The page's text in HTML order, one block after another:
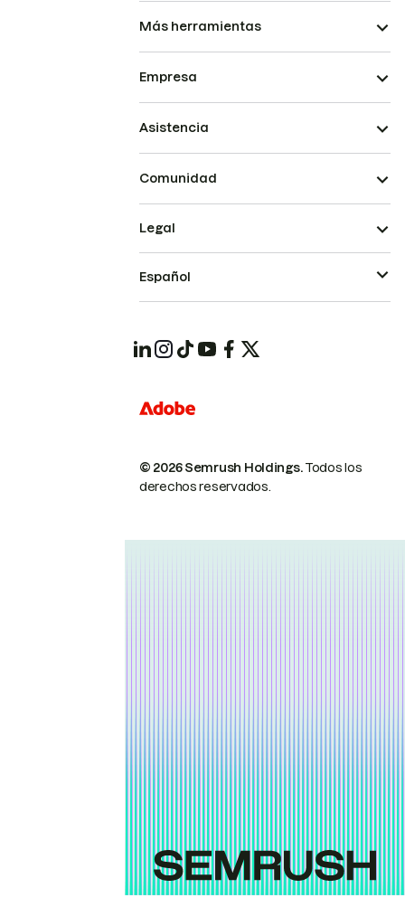
Más herramientas
Empresa
Asistencia
Comunidad
© 2026 Semrush Holdings.Todos los
derechos reservados.
Legal
Español